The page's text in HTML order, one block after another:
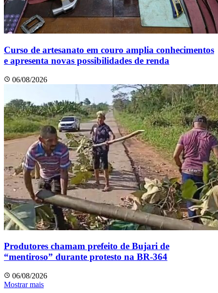
Curso de artesanato em couro amplia conhecimentos
e apresenta novas possibilidades de renda
06/08/2026
Produtores chamam prefeito de Bujari de
“mentiroso” durante protesto na BR-364
06/08/2026
Mostrar mais